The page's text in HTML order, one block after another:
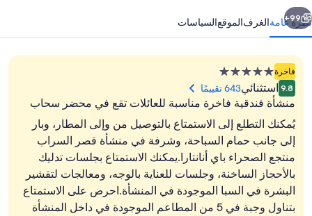
حمّام سباحة خارجي، مظلات على حمّام
التالي
99+
نظرة عامةالغرفالموقعالسياسات
فاخرةمنشأة
فندقية
مصنفة
بـ
5.0
نجوم
9.8 استثنائي643 تقييمًا
منشأة فندقية فاخرة مناسبة للعائلات تقع في محضر سحاب
يُمكنك التطلع إلى الاستمتاع بالتوصيل من وإلى المطار، وبار
إلى جانب حمام السباحة، وشرفة في منشأة قصر السراب
منتجع الصحراء باي أنانتارا.يمكنك الاستمتاع بجلسات تدليك
بالأحجاز الساخنة، وجلسات للعناية بالوجه، ومعالجات لتقشير
البشرة في السبا الموجودة في المنشأة.احرص على الاستمتاع
بتناول وجبة في 5 من المطاعم الموجودة في داخل المنشأة